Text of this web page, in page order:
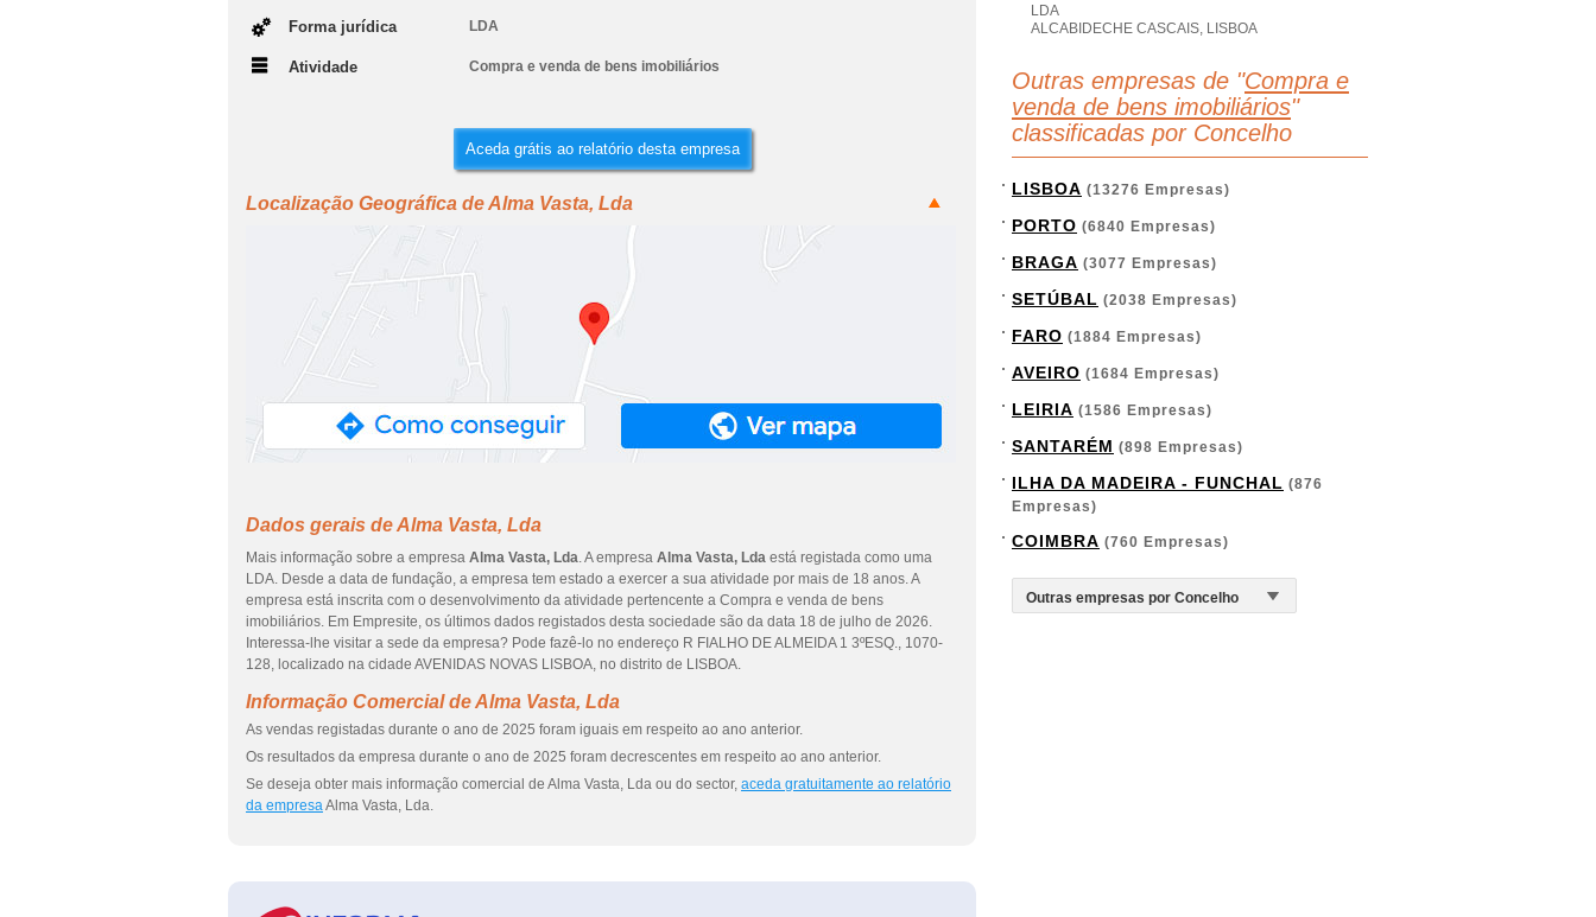
Forma jurídica LDA
Atividade Compra e venda de bens imobiliários
Aceda grátis ao relatório desta empresa
Localização Geográfica de Alma Vasta, Lda
Dados gerais de Alma Vasta, Lda
Mais informação sobre a empresa Alma Vasta, Lda. A empresa Alma Vasta, Lda está registada como uma
LDA. Desde a data de fundação, a empresa tem estado a exercer a sua atividade por mais de 18 anos. A
empresa está inscrita com o desenvolvimento da atividade pertencente a Compra e venda de bens
imobiliários. Em Empresite, os últimos dados registados desta sociedade são da data 18 de julho de 2026.
Interessa-lhe visitar a sede da empresa? Pode fazê-lo no endereço R FIALHO DE ALMEIDA 1 3ºESQ., 1070-
128, localizado na cidade AVENIDAS NOVAS LISBOA, no distrito de LISBOA.
Informação Comercial de Alma Vasta, Lda
As vendas registadas durante o ano de 2025 foram iguais em respeito ao ano anterior.
Os resultados da empresa durante o ano de 2025 foram decrescentes em respeito ao ano anterior.
Se deseja obter mais informação comercial de Alma Vasta, Lda ou do sector, aceda gratuitamente ao relatório
da empresaAlma Vasta, Lda.
LDA
ALCABIDECHE CASCAIS, LISBOA
Outras empresas de "Compra e
venda de bens imobiliários"
classificadas por Concelho
LISBOA (13276 Empresas)
PORTO (6840 Empresas)
BRAGA (3077 Empresas)
SETÚBAL (2038 Empresas)
FARO (1884 Empresas)
AVEIRO (1684 Empresas)
LEIRIA (1586 Empresas)
SANTARÉM (898 Empresas)
ILHA DA MADEIRA - FUNCHAL (876
Empresas)
COIMBRA (760 Empresas)